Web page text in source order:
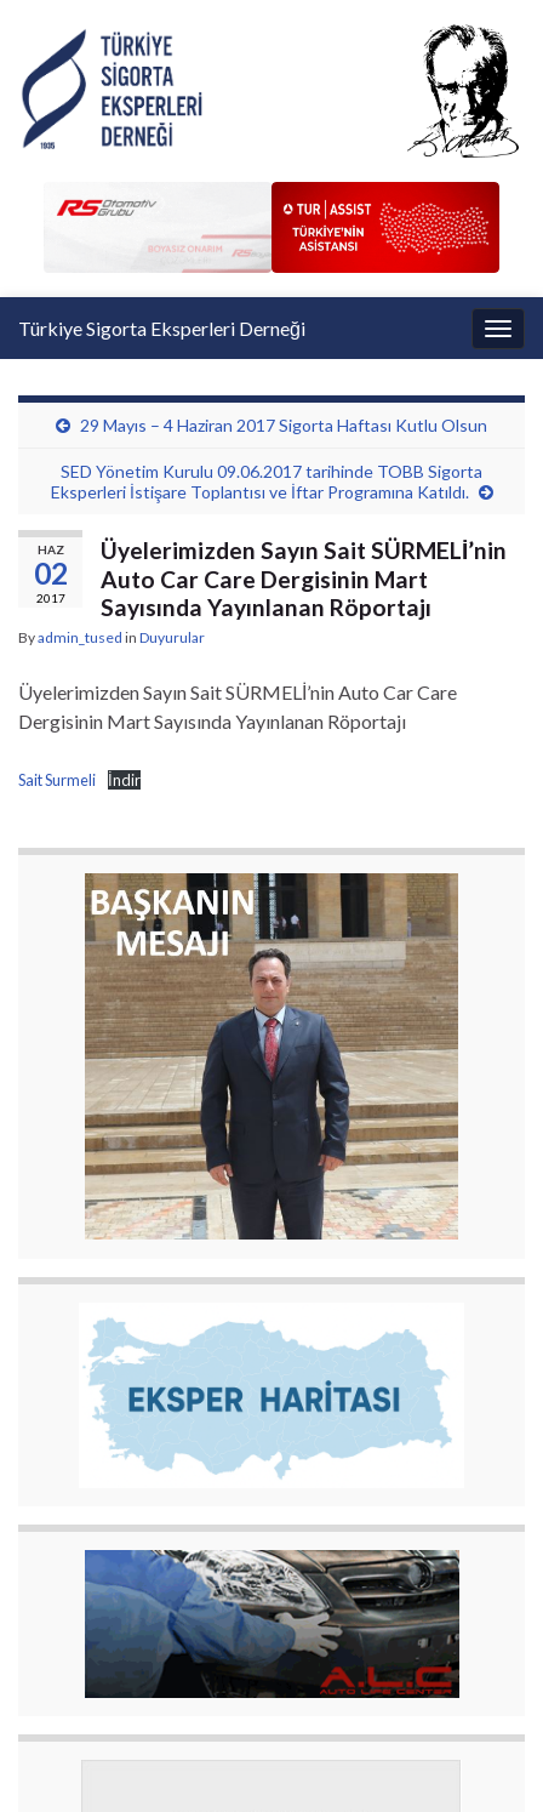
Türkiye Sigorta Eksperleri Derneği
29 Mayıs – 4 Haziran 2017 Sigorta Haftası Kutlu Olsun
SED Yönetim Kurulu 09.06.2017 tarihinde TOBB Sigorta
Eksperleri İstişare Toplantısı ve İftar Programına Katıldı.
HAZ
02
2017
Üyelerimizden Sayın Sait SÜRMELİ’nin
Auto Car Care Dergisinin Mart
Sayısında Yayınlanan Röportajı
Byadmin_tused in Duyurular
Üyelerimizden Sayın Sait SÜRMELİ’nin Auto Car Care
Dergisinin Mart Sayısında Yayınlanan Röportajı
Sait Surmeli İndir